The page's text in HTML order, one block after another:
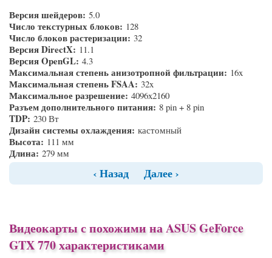
Версия шейдеров: 5.0
Число текстурных блоков: 128
Число блоков растеризации: 32
Версия DirectX: 11.1
Версия OpenGL: 4.3
Максимальная степень анизотропной фильтрации: 16x
Максимальная степень FSAA: 32x
Максимальное разрешение: 4096x2160
Разъем дополнительного питания: 8 pin + 8 pin
TDP: 230 Вт
Дизайн системы охлаждения: кастомный
Высота: 111 мм
Длина: 279 мм
‹ Назад Далее ›
Видеокарты с похожими на ASUS GeForce
GTX 770 характеристиками